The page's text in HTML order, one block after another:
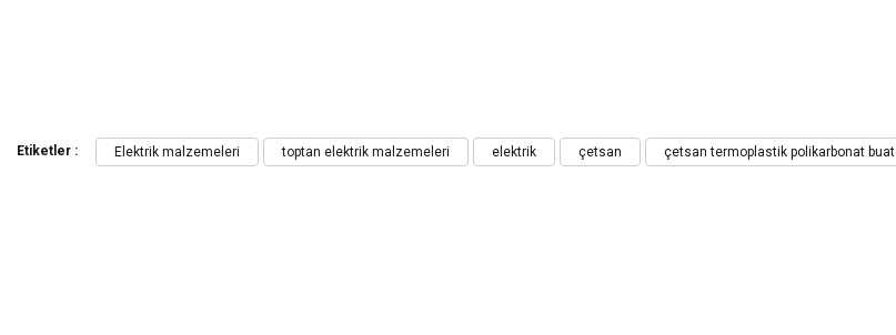
Bu ürüne ilk yorumu siz yapın!
Görüş ve önerileriniz için teşekkür ederiz.
Etiketler : Elektrik malzemeleri toptan elektrik malzemeleri elektrik çetsan çetsan termoplastik polikarbonat buat